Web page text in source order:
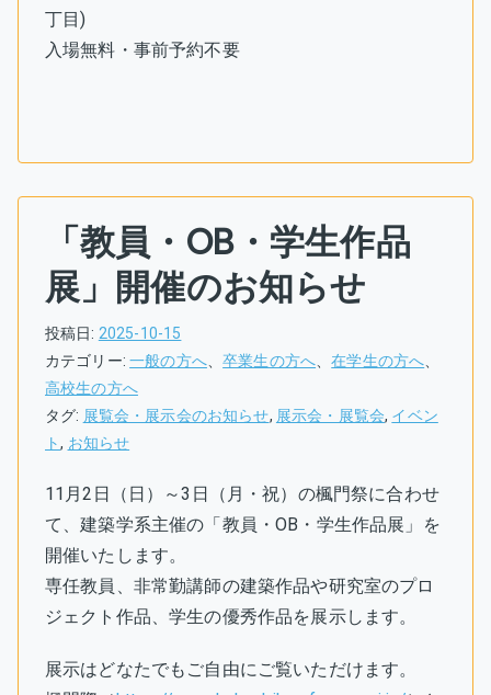
丁目)
入場無料・事前予約不要
「教員・OB・学生作品
展」開催のお知らせ
投稿日: 2025-10-15
カテゴリー:一般の方へ、卒業生の方へ 、在学生の方へ
高校生の方へ
タグ: 展覧会・展示会のお知らせ, 展示会・展覧会, イベン
ト, お知らせ
11月2日（日）～3日（月・祝）の楓門祭に合わせ
て、建築学系主催の「教員・OB・学生作品展」を
開催いたします。
専任教員、非常勤講師の建築作品や研究室のプロ
ジェクト作品、学生の優秀作品を展示します。
展示はどなたでもご自由にご覧いただけます。